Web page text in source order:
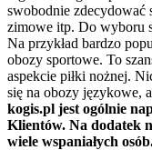
swobodnie zdecydować
zimowe itp. Do wyboru
Na przykład bardzo
obozy sportowe. To
aspekcie piłki nożnej.
się na obozy językowe,
kogis.pl jest ogólnie
Klientów. Na dodatek
wiele wspaniałych